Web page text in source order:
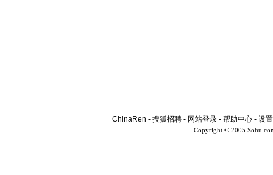
ChinaRen - 搜狐招聘 - 网站登录 - 帮助中心 - 设
Copyright © 2005